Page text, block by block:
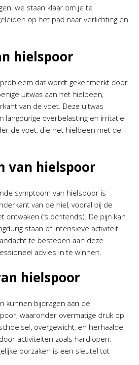
we staan klaar om je te
op het pad naar verlichting en
hielspoor
dat wordt gekenmerkt door
uitwas aan het hielbeen,
van de voet. Deze uitwas
langdurige overbelasting en irritatie
de voet, die het hielbeen met de
van hielspoor
symptoom van hielspoor is
van de hiel, vooral bij de
ontwaken (’s ochtends). De pijn kan
staan of intensieve activiteit.
te besteden aan deze
advies in te winnen.
hielspoor
kunnen bijdragen aan de
waaronder overmatige druk op
overgewicht, en herhaalde
activiteiten zoals hardlopen.
oorzaken is een sleutel tot